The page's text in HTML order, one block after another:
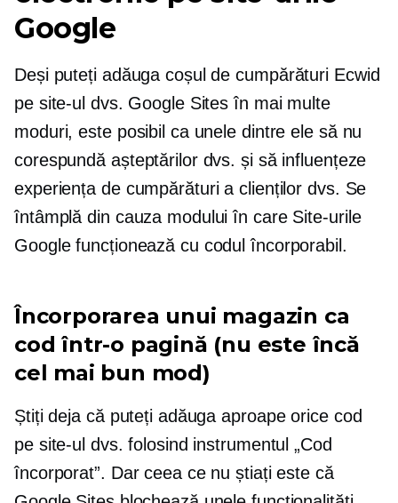
Google
Deși puteți adăuga coșul de cumpărături Ecwid
pe site-ul dvs. Google Sites în mai multe
moduri, este posibil ca unele dintre ele să nu
corespundă așteptărilor dvs. și să influențeze
experiența de cumpărături a clienților dvs. Se
întâmplă din cauza modului în care Site-urile
Google funcționează cu codul încorporabil.
Încorporarea unui magazin ca
cod într-o pagină (nu este încă
cel mai bun mod)
Știți deja că puteți adăuga aproape orice cod
pe site-ul dvs. folosind instrumentul „Cod
încorporat”. Dar ceea ce nu știați este că